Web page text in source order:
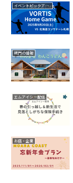
イベントピックアップ
鳴門の情報
エムアイシー配信
お店・企業